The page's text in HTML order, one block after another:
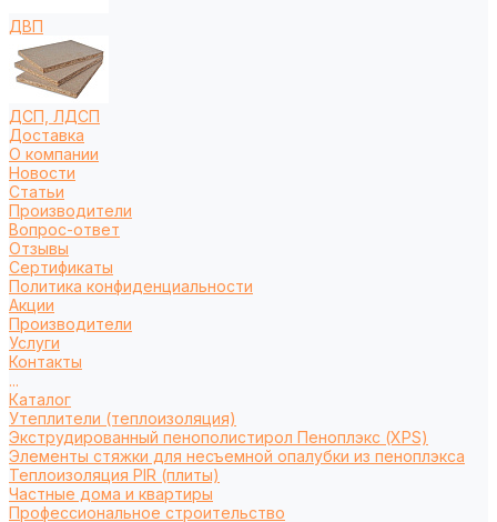
ДВП
ДСП, ЛДСП
Доставка
О компании
Новости
Статьи
Производители
Вопрос-ответ
Отзывы
Сертификаты
Политика конфиденциальности
Акции
Производители
Услуги
Контакты
...
Каталог
Утеплители (теплоизоляция)
Экструдированный пенополистирол Пеноплэкс (XPS)
Элементы стяжки для несъемной опалубки из пеноплэкса
Теплоизоляция PIR (плиты)
Частные дома и квартиры
Профессиональное строительство